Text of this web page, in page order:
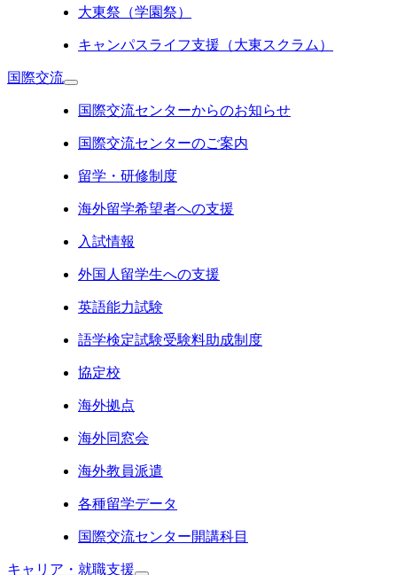
大東祭（学園祭）
キャンパスライフ支援（大東スクラム）
国際交流
国際交流センターからのお知らせ
国際交流センターのご案内
留学・研修制度
海外留学希望者への支援
入試情報
外国人留学生への支援
英語能力試験
語学検定試験受験料助成制度
協定校
海外拠点
海外同窓会
海外教員派遣
各種留学データ
国際交流センター開講科目
キャリア・就職支援